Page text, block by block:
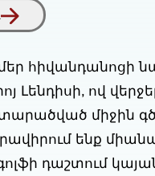
հիվանդանոցի
Լենդիսի, ով
միջին
ենք
դաշտում